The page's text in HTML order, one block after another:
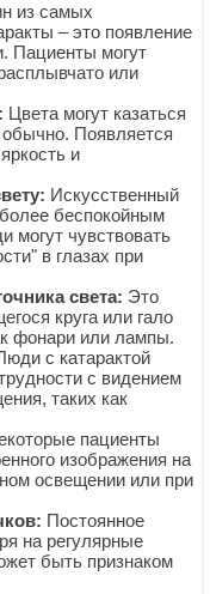
из самых
– это появление
Пациенты могут
или
Цвета могут казаться
Появляется
и
Искусственный
беспокойным
могут чувствовать
в глазах при
света: Это
круга или гало
фонари или лампы.
с катарактой
с видением
таких как
пациенты
изображения на
освещении или при
Постоянное
на регулярные
быть признаком